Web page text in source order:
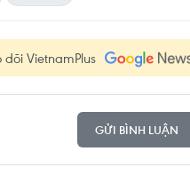
dõi VietnamPlus
GỬI BÌNH LUẬN